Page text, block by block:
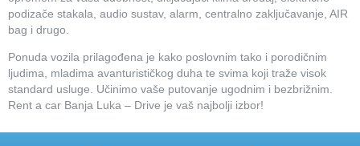
podizače stakala, audio sustav, alarm, centralno zaključavanje, AIR
bag i drugo.
Ponuda vozila prilagođena je kako poslovnim tako i porodičnim
ljudima, mladima avanturističkog duha te svima koji traže visok
standard usluge. Učinimo vaše putovanje ugodnim i bezbrižnim.
Rent a car Banja Luka – Drive je vaš najbolji izbor!